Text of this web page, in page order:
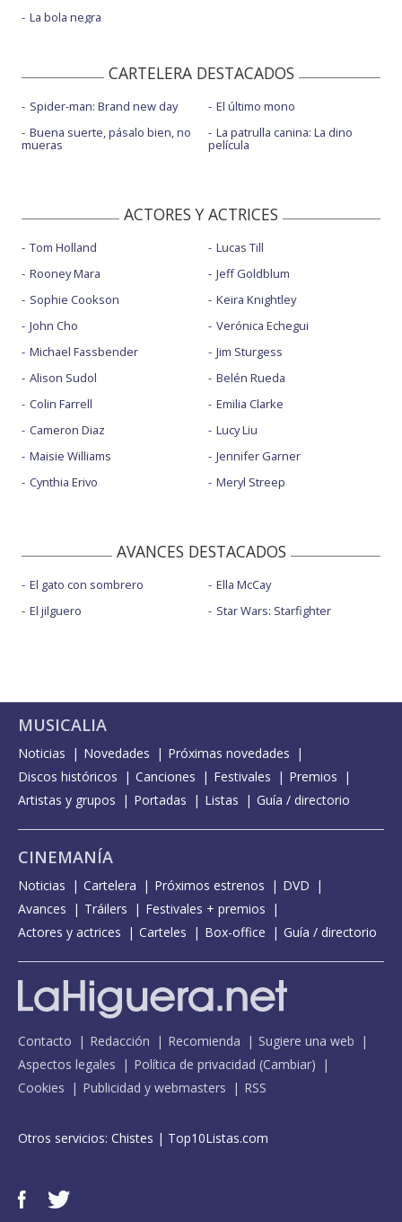
La bola negra
CARTELERA DESTACADOS
Spider-man: Brand new day
Buena suerte, pásalo bien, no
mueras
El último mono
La patrulla canina: La dino
película
ACTORES Y ACTRICES
Tom Holland
Rooney Mara
Sophie Cookson
John Cho
Michael Fassbender
Alison Sudol
Colin Farrell
Cameron Diaz
Maisie Williams
Cynthia Erivo
Lucas Till
Jeff Goldblum
Keira Knightley
Verónica Echegui
Jim Sturgess
Belén Rueda
Emilia Clarke
Lucy Liu
Jennifer Garner
Meryl Streep
AVANCES DESTACADOS
El gato con sombrero
El jilguero
Ella McCay
Star Wars: Starfighter
MUSICALIA
Noticias Novedades
Próximas novedades
Discos históricos
Canciones Festivales
Premios
Artistas y grupos
Portadas Listas Guía / directorio
CINEMANÍA
Noticias Cartelera Próximos estrenos
DVD
Avances
Tráilers
Festivales + premios
Actores y actrices
Carteles Box-office Guía / directorio
Contacto Redacción Recomienda
Sugiere una web
Aspectos legales
Política de privacidad (Cambiar)
Cookies
Publicidad y webmasters RSS
Otros servicios: Chistes | Top10Listas.com